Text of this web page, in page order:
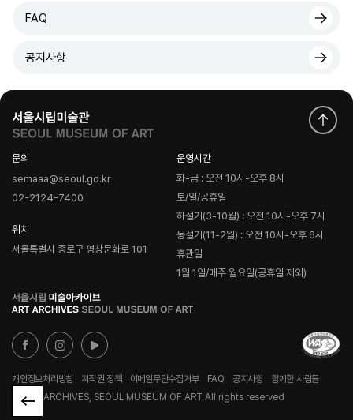
FAQ
공지사항
문의
semaaa@seoul.go.kr
02-2124-7400
위치
서울특별시 종로구 평창문화로 101
운영시간
화-금 : 오전 10시-오후 8시
토/일/공휴일
하절기(3-10월) : 오전 10시-오후 7시
동절기(11-2월) : 오전 10시-오후 6시
휴관일
1월 1일/매주 월요일(공휴일 제외)
로
고
개인정보처리방침 저작권 정책 이메일무단수집거부 FAQ 공지사항
함께한 사람들
© ART ARCHIVES, SEOUL MUSEUM OF ART All rights reserved